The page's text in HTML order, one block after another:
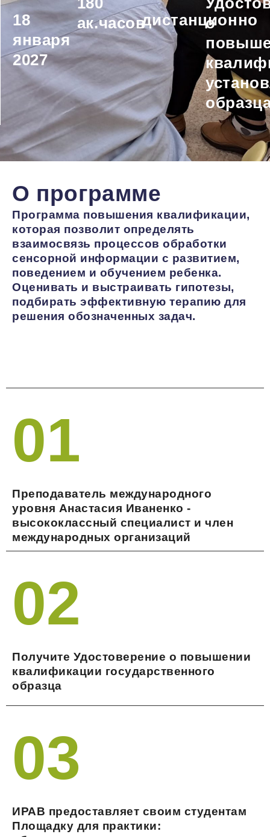
18
января
2027
ак.часовдистанционно
о
О программе
Программа повышения квалификации,
которая позволит определять
взаимосвязь процессов обработки
сенсорной информации с развитием,
поведением и обучением ребенка.
Оценивать и выстраивать гипотезы,
подбирать эффективную терапию для
решения обозначенных задач.
01
Преподаватель международного
уровня Анастасия Иваненко -
высококлассный специалист и член
международных организаций
02
Получите Удостоверение о повышении
квалификации государственного
образца
03
ИРАВ предоставляет своим студентам
Площадку для практики: